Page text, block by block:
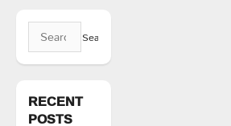
Search
for:
RECENT
POSTS